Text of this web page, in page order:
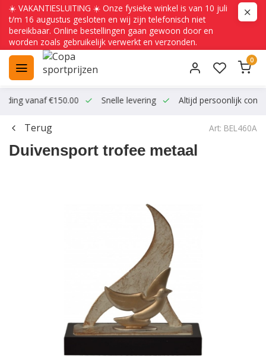
☀️ VAKANTIESLUITING ☀️ Onze fysieke winkel is van 10 juli
t/m 16 augustus gesloten en wij zijn telefonisch niet
bereikbaar. Online bestellingen gaan gewoon door en
worden zoals gebruikelijk verwerkt en verzonden.
0
vanaf €150.00 Snelle levering Altijd persoonlijk
Terug Art: BEL460A
Duivensport trofee metaal